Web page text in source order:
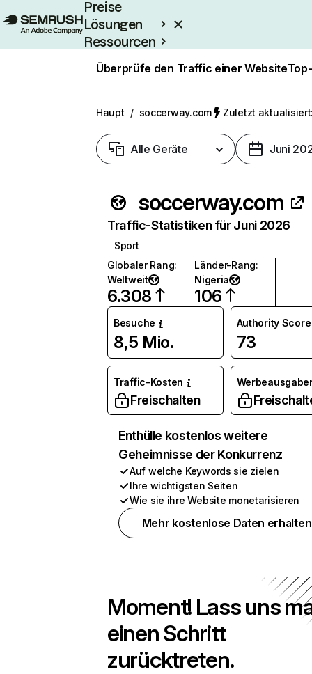
Preise
Lösungen
Ressourcen
Enterprise
Überprüfe den Traffic einer Website
Haupt / soccerway.com Zuletzt
Alle Geräte Juni
soccerway.com
Traffic-Statistiken für Juni 2026
Sport
Globaler Rang:
Weltweit
6.308
Länder-Rang:
Nigeria
106
Besuche
8,5 Mio.
Authority Score
73
Traffic-Kosten
Freischalten
Enthülle kostenlos weitere
Geheimnisse der Konkurrenz
Auf welche Keywords sie zielen
Ihre wichtigsten Seiten
Wie sie ihre Website monetarisieren
Mehr kostenlose Daten erhalten
Moment! Lass uns
einen Schritt
zurücktreten.